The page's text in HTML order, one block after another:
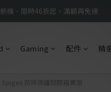
優惠滿額現折再送好禮 → 手刀下單
優惠滿額現折再送好禮 → 手刀下單
新機．限時46折起，滿額再免運
優惠滿額現折再送好禮 → 手刀下單
Gaming 配件 精
防摔保護殼開箱實測